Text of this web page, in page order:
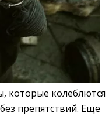
которые колеблются
препятствий. Еще